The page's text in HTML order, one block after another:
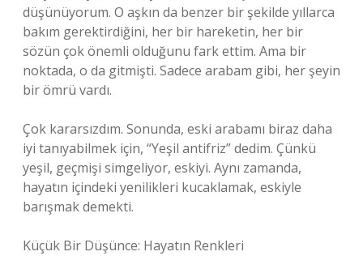
düşünüyorum. O aşkın da benzer bir şekilde yıllarca
bakım gerektirdiğini, her bir hareketin, her bir
sözün çok önemli olduğunu fark ettim. Ama bir
noktada, o da gitmişti. Sadece arabam gibi, her şeyin
bir ömrü vardı.
Çok kararsızdım. Sonunda, eski arabamı biraz daha
iyi tanıyabilmek için, “Yeşil antifriz” dedim. Çünkü
yeşil, geçmişi simgeliyor, eskiyi. Aynı zamanda,
hayatın içindeki yenilikleri kucaklamak, eskiyle
barışmak demekti.
Küçük Bir Düşünce: Hayatın Renkleri